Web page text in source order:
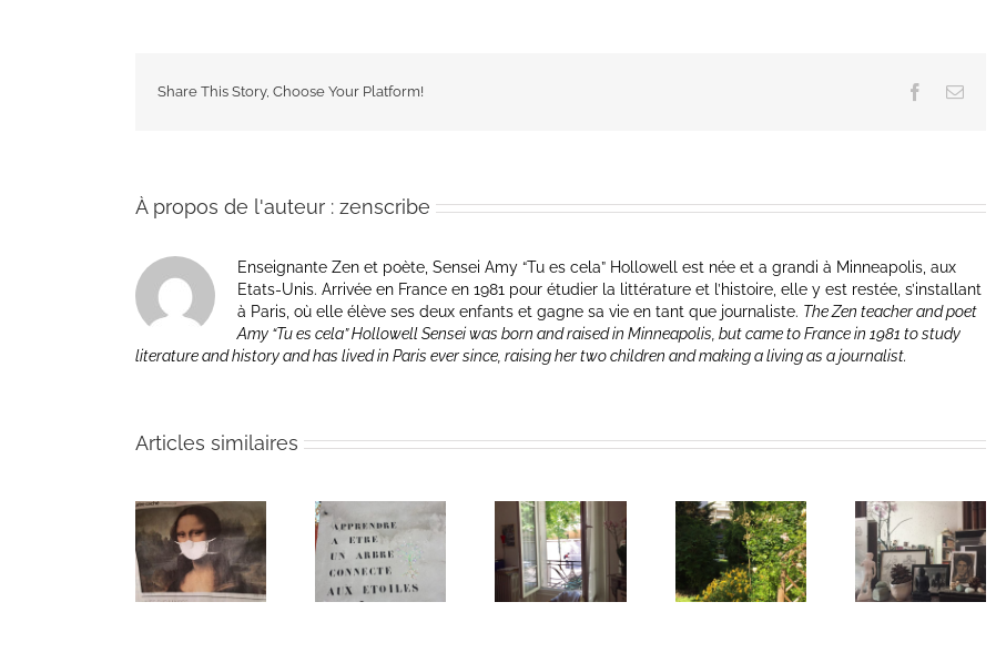
Share This Story, Choose Your Platform! Facebook
Email
À propos de l'auteur : zenscribe
Enseignante Zen et poète, Sensei Amy “Tu es cela” Hollowell est née et a grandi à Minneapolis, aux
Etats-Unis. Arrivée en France en 1981 pour étudier la littérature et l’histoire, elle y est restée, s’installant
à Paris, où elle élève ses deux enfants et gagne sa vie en tant que journaliste. The Zen teacher and poet
Amy “Tu es cela” Hollowell Sensei was born and raised in Minneapolis, but came to France in 1981 to study
literature and history and has lived in Paris ever since, raising her two children and making a living as a journalist.
Articles similaires
Heart of Life /
Coeur de la
vie: Day /
Heart of Life /
Coeur de la
vie: Day /
Heart of Life /
Coeur de la
vie: Day /
Heart of Life /
Coeur de la
vie: Day /